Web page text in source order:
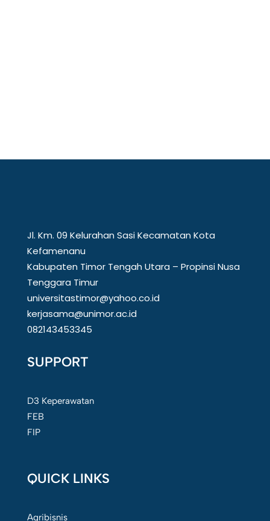
Jl. Km. 09 Kelurahan Sasi Kecamatan Kota
Kefamenanu
Kabupaten Timor Tengah Utara – Propinsi Nusa
Tenggara Timur
universitastimor@yahoo.co.id
kerjasama@unimor.ac.id
082143453345
SUPPORT
D3 Keperawatan
FEB
FIP
QUICK LINKS
Agribisnis